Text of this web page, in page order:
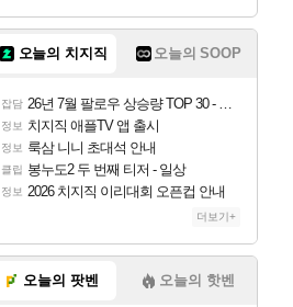
오늘의 치지직 오늘의 SOOP
잡담 26년 7월 팔로우 상승량 TOP 30 - 월간 치지직
정보 치지직 애플TV 앱 출시
정보 룩삼 니니 초대석 안내
클립 봉누도2 두 번째 티저 - 일상
정보 2026 치지직 이리대회 오픈컵 안내
더보기+
오늘의 팟벤 오늘의 핫벤